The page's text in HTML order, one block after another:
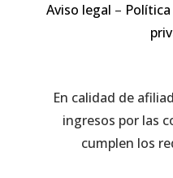
Aviso legal –
En calidad de
ingresos por las
cumplen los